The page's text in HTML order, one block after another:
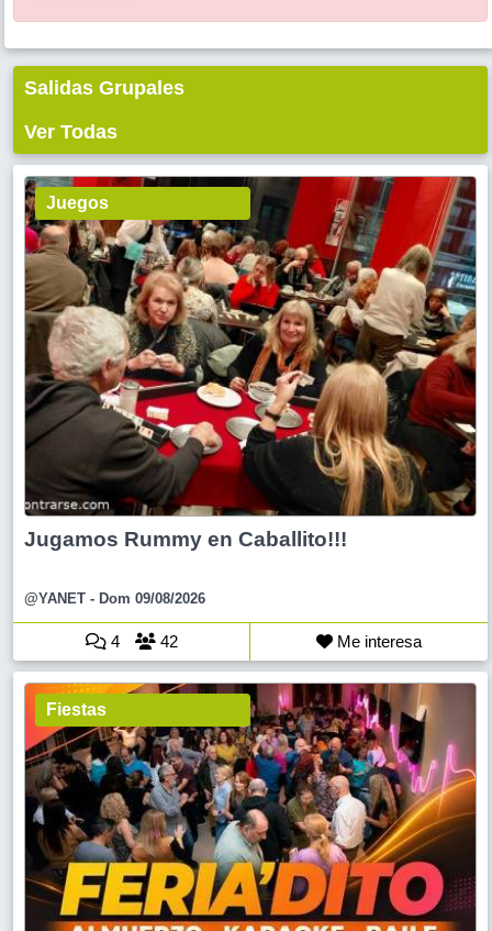
Salidas Grupales
Ver Todas
Juegos
Jugamos Rummy en Caballito!!!
@YANET - Dom 09/08/2026
4 42 Me interesa
Fiestas